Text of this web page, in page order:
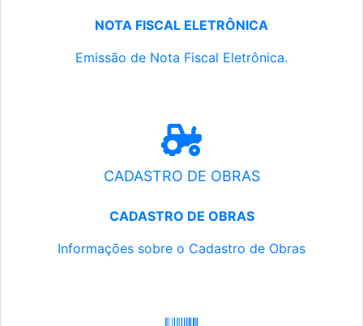
NOTA FISCAL ELETRÔNICA
Emissão de Nota Fiscal Eletrônica.
CADASTRO DE OBRAS
CADASTRO DE OBRAS
Informações sobre o Cadastro de Obras